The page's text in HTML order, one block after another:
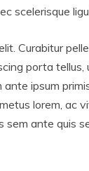
scelerisque
Curabitur
porta
ipsum
lorem, ac
ante quis